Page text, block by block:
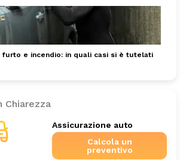
furto e incendio: in quali casi si è tutelati
Chiarezza
Assicurazione auto
Calcola un
preventivo